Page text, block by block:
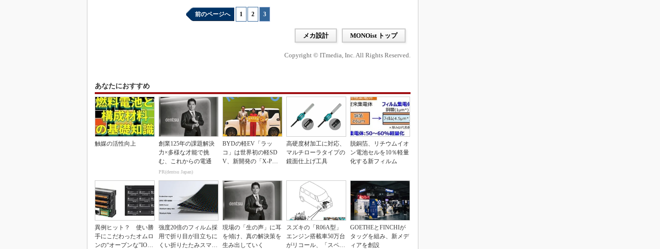
前のページへ 1 2 3
メカ設計 MONOist トップ
Copyright © ITmedia, Inc. All Rights Reserved.
あなたにおすすめ
触媒の活性向上
創業125年の課題解決
力×多様な才能で挑
む、これからの電通
PR(dentsu Japan)
BYDの軽EV「ラッ
コ」は世界初の軽SD
V、新開発の「X-PAC
高硬度材加工に対応、
マルチローラタイプの
鏡面仕上げ工具
脱銅箔、リチウムイオ
ン電池セルを10％軽量
化する新フィルム
異例ヒット？ 使い勝
手にこだわったオムロ
ンの“オープンな”IO-L
強度20倍のフィルム採
用で折り目が目立ちに
くい折りたたみスマホ
現場の「生の声」に耳
を傾け、真の解決策を
生み出していく
スズキの「R06A型」
エンジン搭載車50万台
がリコール、「スペー
GOETHEとFINCHIが
タッグを組み、新メデ
ィアを創設